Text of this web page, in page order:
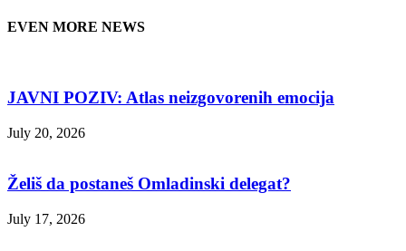
EVEN MORE NEWS
JAVNI POZIV: Atlas neizgovorenih emocija
July 20, 2026
Želiš da postaneš Omladinski delegat?
July 17, 2026